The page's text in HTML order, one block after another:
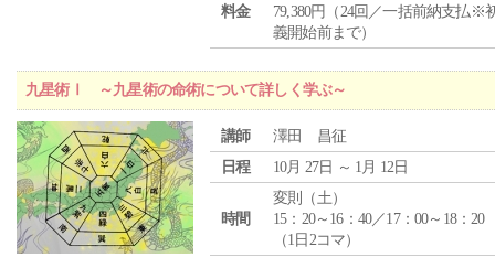
料金
79,380円（24回／一括前納支払※
義開始前まで）
九星術Ⅰ ～九星術の命術について詳しく学ぶ～
講師
澤田 昌征
日程
10月 27日 ～ 1月 12日
時間
変則（土）
15：20～16：40／17：00～18：20
（1日2コマ）